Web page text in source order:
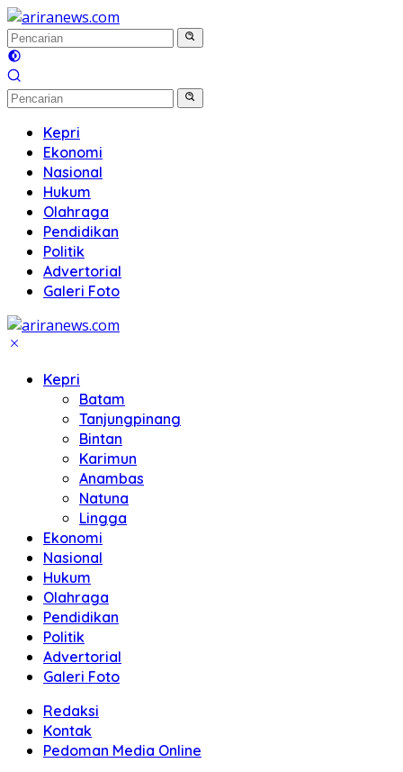
Langsung
ke
konten
Kepri
Ekonomi
Nasional
Hukum
Olahraga
Pendidikan
Politik
Advertorial
Galeri Foto
Kepri
Batam
Tanjungpinang
Bintan
Karimun
Anambas
Natuna
Lingga
Ekonomi
Nasional
Hukum
Olahraga
Pendidikan
Politik
Advertorial
Galeri Foto
Redaksi
Kontak
Pedoman Media Online